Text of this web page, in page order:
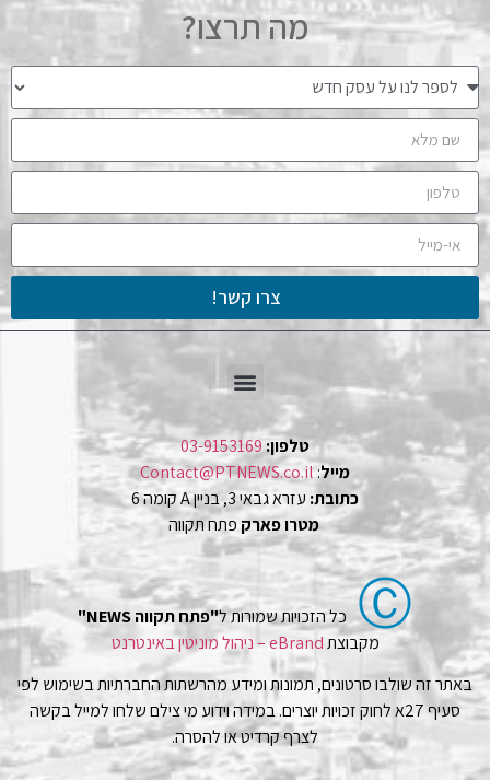
מה תרצו?
צרו קשר!
טלפון:03-9153169
מייל:
Contact@PTNEWS.co.il
כתובת: עזרא גבאי 3, בניין A קומה 6
מטרו פארק פתח תקווה
Ⓒ כל הזכויות שמורות ל"פתח תקווה NEWS"
מקבוצתeBrand – ניהול מוניטין באינטרנט
באתר זה שולבו סרטונים, תמונות ומידע מהרשתות החברתיות בשימוש לפי
סעיף 27א לחוק זכויות יוצרים. במידה וידוע מי צילם שלחו למייל בקשה
לצרף קרדיט או להסרה.